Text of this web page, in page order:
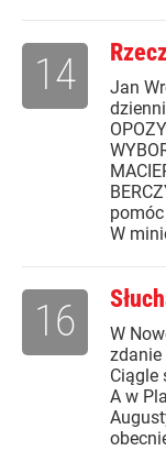
Jan
W
14
W
zdanie
Ciągle
A w
16